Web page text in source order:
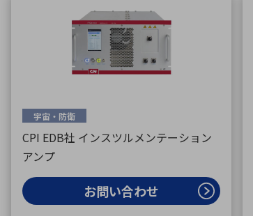
電子公告
宇宙・防衛
CPI EDB社 インスツルメンテーション
アンプ
お問い合わせ